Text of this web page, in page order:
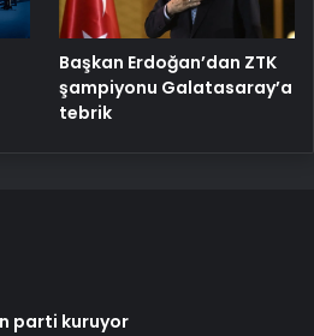
Başkan Erdoğan’dan ZTK
şampiyonu Galatasaray’a
tebrik
parti kuruyor